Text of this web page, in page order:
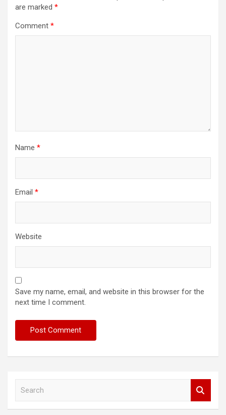
are marked *
Comment *
Name *
Email *
Website
Save my name, email, and website in this browser for the
next time I comment.